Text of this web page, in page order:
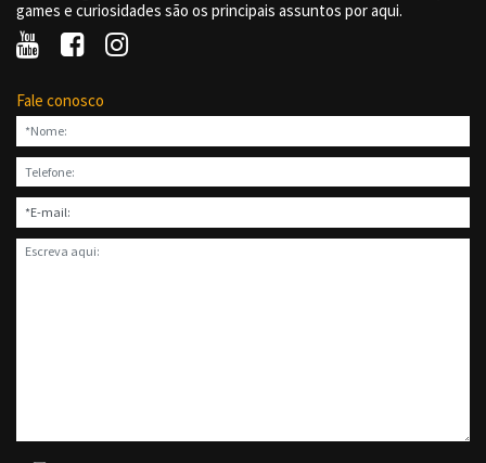
games e curiosidades são os principais assuntos por aqui.
Fale conosco